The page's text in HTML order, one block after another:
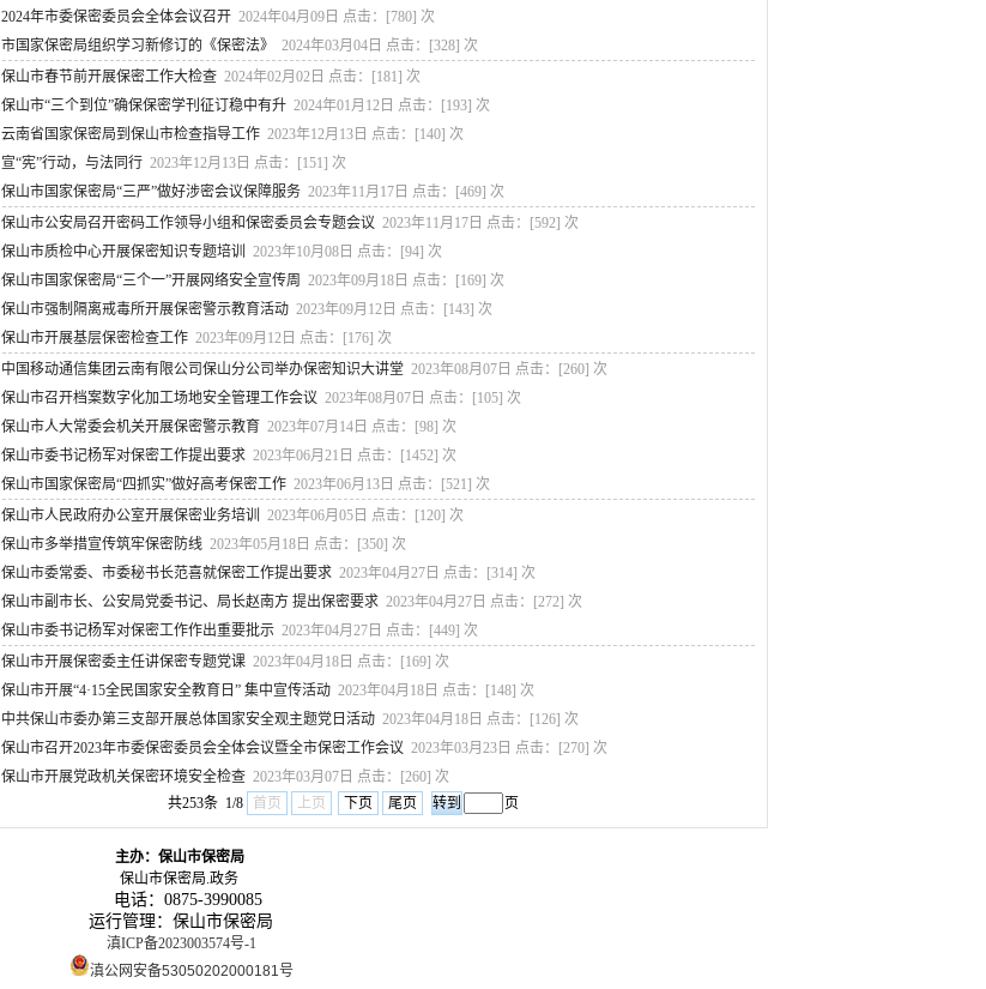
2024年市委保密委员会全体会议召开 2024年04月09日 点击：[780] 次
市国家保密局组织学习新修订的《保密法》 2024年03月04日 点击：[328] 次
保山市春节前开展保密工作大检查 2024年02月02日 点击：[181] 次
保山市“三个到位”确保保密学刊征订稳中有升 2024年01月12日 点击：[193] 次
云南省国家保密局到保山市检查指导工作 2023年12月13日 点击：[140] 次
宣“宪”行动，与法同行 2023年12月13日 点击：[151] 次
保山市国家保密局“三严”做好涉密会议保障服务 2023年11月17日 点击：[469] 次
保山市公安局召开密码工作领导小组和保密委员会专题会议 2023年11月17日 点击：[592] 次
保山市质检中心开展保密知识专题培训 2023年10月08日 点击：[94] 次
保山市国家保密局“三个一”开展网络安全宣传周 2023年09月18日 点击：[169] 次
保山市强制隔离戒毒所开展保密警示教育活动 2023年09月12日 点击：[143] 次
保山市开展基层保密检查工作 2023年09月12日 点击：[176] 次
中国移动通信集团云南有限公司保山分公司举办保密知识大讲堂 2023年08月07日 点击：[260] 次
保山市召开档案数字化加工场地安全管理工作会议 2023年08月07日 点击：[105] 次
保山市人大常委会机关开展保密警示教育 2023年07月14日 点击：[98] 次
保山市委书记杨军对保密工作提出要求 2023年06月21日 点击：[1452] 次
保山市国家保密局“四抓实”做好高考保密工作 2023年06月13日 点击：[521] 次
保山市人民政府办公室开展保密业务培训 2023年06月05日 点击：[120] 次
保山市多举措宣传筑牢保密防线 2023年05月18日 点击：[350] 次
保山市委常委、市委秘书长范喜就保密工作提出要求 2023年04月27日 点击：[314] 次
保山市副市长、公安局党委书记、局长赵南方 提出保密要求 2023年04月27日 点击：[272] 次
保山市委书记杨军对保密工作作出重要批示 2023年04月27日 点击：[449] 次
保山市开展保密委主任讲保密专题党课 2023年04月18日 点击：[169] 次
保山市开展“4·15全民国家安全教育日” 集中宣传活动 2023年04月18日 点击：[148] 次
中共保山市委办第三支部开展总体国家安全观主题党日活动 2023年04月18日 点击：[126] 次
保山市召开2023年市委保密委员会全体会议暨全市保密工作会议 2023年03月23日 点击：[270] 次
保山市开展党政机关保密环境安全检查 2023年03月07日 点击：[260] 次
共253条 1/8
首页 上页 下页 尾页 页
主办：保山市保密局
保山市保密局.政务
电话：0875-3990085
运行管理：保山市保密局
滇ICP备2023003574号-1
滇公网安备53050202000181号